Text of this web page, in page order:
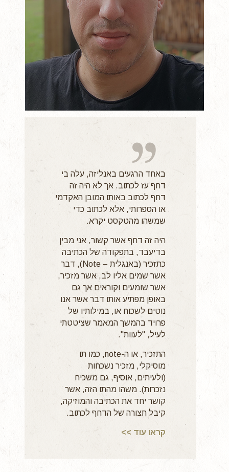
באחד הרגעים באנליזה, עלה בי
דחף עז לכתוב. אך לא היה זה
דחף לכתוב באותו המובן האקדמי
או הספרותי, אלא לכתוב כדי
שמשהו מהטקסט יקרא.
היה זה דחף אשר קשור, אני מבין
בדיעבד, בתפקודה של הכתיבה
כתזכיר (באנגלית – Note), דבר
אשר שמים אליו לב, אשר מזכיר,
אשר שומעים וקוראים אך גם
באופן מפתיע אותו דבר אשר אנו
נוטים לשכוח או, במילותיו של
פרויד בהמשך המאמר שציטטתי
לעיל, "לעוות".
התזכיר, או ה-note, כמו תו
מוסיקלי, מזכיר נשכחות
(ולעיתים, אוסיף, גם משכיח
נזכרות). משהו מהתו הזה, אשר
קושר יחד את הכתיבה והמוזיקה,
קיבל תצורה של הדחף לכתוב.
קראו עוד >>